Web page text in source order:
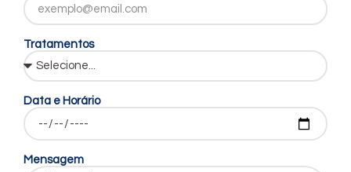
Tratamentos
Data e Horário
Mensagem